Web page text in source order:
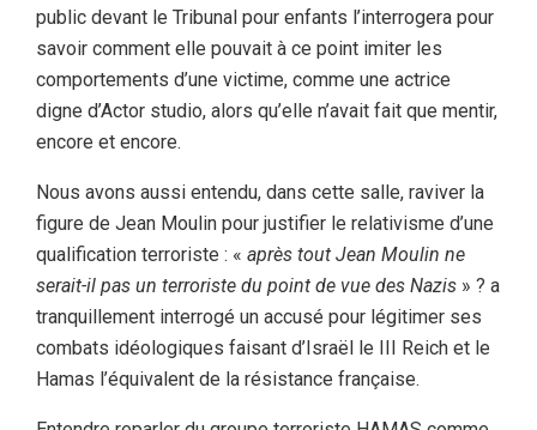
public devant le Tribunal pour enfants l’interrogera pour
savoir comment elle pouvait à ce point imiter les
comportements d’une victime, comme une actrice
digne d’Actor studio, alors qu’elle n’avait fait que mentir,
encore et encore.
Nous avons aussi entendu, dans cette salle, raviver la
figure de Jean Moulin pour justifier le relativisme d’une
qualification terroriste : « après tout Jean Moulin ne
serait-il pas un terroriste du point de vue des Nazis » ? a
tranquillement interrogé un accusé pour légitimer ses
combats idéologiques faisant d’Israël le III Reich et le
Hamas l’équivalent de la résistance française.